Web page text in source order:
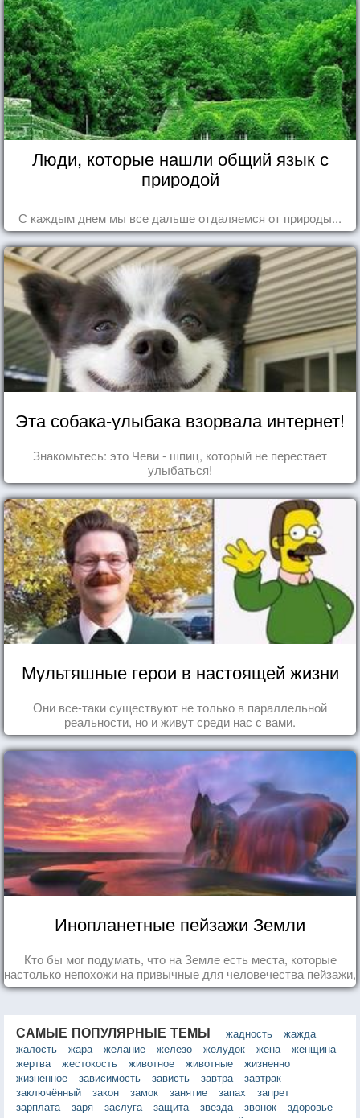
Люди, которые нашли общий язык с
природой
С каждым днем мы все дальше отдаляемся от природы...
Эта собака-улыбака взорвала интернет!
Знакомьтесь: это Чеви - шпиц, который не перестает
улыбаться!
Мультяшные герои в настоящей жизни
Они все-таки существуют не только в параллельной
реальности, но и живут среди нас с вами.
Инопланетные пейзажи Земли
Кто бы мог подумать, что на Земле есть места, которые
настолько непохожи на привычные для человечества пейзажи,
что кажутся и вовсе инопланетными!
САМЫЕ ПОПУЛЯРНЫЕ ТЕМЫ жадность
жажда
жалость
жара желание железо желудок жена
женщина
жертва
жестокость животное животные
жизненно
жизненное
зависимость зависть завтра
завтрак
заключённый
закон замок занятие запах
запрет
зарплата
заря заслуга защита звезда звонок
здоровье